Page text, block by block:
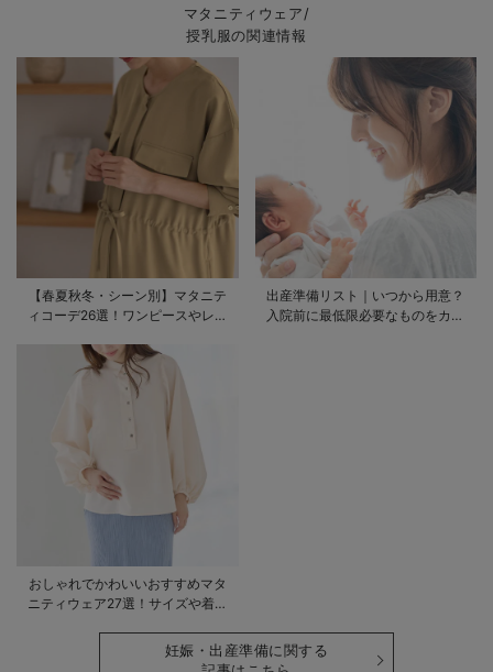
マタニティウェア/
授乳服の関連情報
【春夏秋冬・シーン別】マタニテ
ィコーデ26選！ワンピースやレギ
出産準備リスト｜いつから用意？
入院前に最低限必要なものをカテ
おしゃれでかわいいおすすめマタ
ニティウェア27選！サイズや着る
妊娠・出産準備に関する